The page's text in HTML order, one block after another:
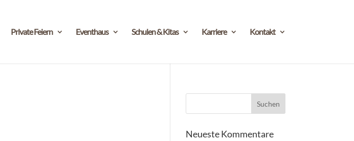
Private Feiern Eventhaus Schulen & Kitas Karriere Kontakt
Neueste Kommentare